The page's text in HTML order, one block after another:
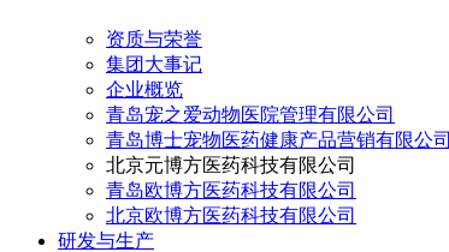
资质与荣誉
集团大事记
企业概览
青岛宠之爱动物医院管理有限公司
青岛博士宠物医药健康产品营销有限公司
北京元博方医药科技有限公司
青岛欧博方医药科技有限公司
北京欧博方医药科技有限公司
研发与生产